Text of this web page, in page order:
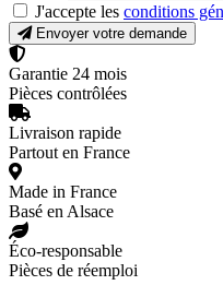
J'accepte les conditions
Envoyer votre demande
Garantie 24 mois
Pièces contrôlées
Livraison rapide
Partout en France
Made in France
Basé en Alsace
Éco-responsable
Pièces de réemploi